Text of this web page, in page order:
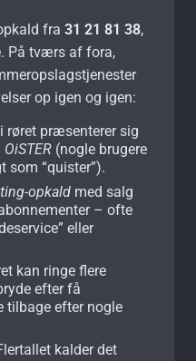
fra 31 21 81 38,
På tværs af fora,
op igen og igen:
røret præsenterer sig
OiSTER (nogle brugere
som “quister”).
opkald med salg
– ofte
eller
kan ringe flere
efter få
tilbage efter nogle
kalder det